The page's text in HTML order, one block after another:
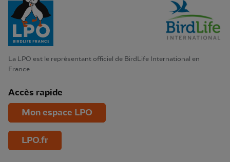
La LPO est le représentant officiel de BirdLife International en
France
Accès rapide
Mon espace LPO
LPO.fr